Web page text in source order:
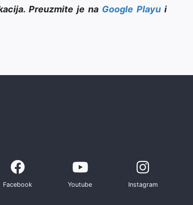
Preuzmite je na Google Playui
Facebook Youtube Instagram